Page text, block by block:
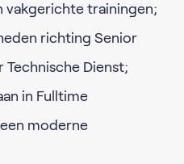
vakgerichte trainingen;
richting Senior
Dienst;
in Fulltime
moderne